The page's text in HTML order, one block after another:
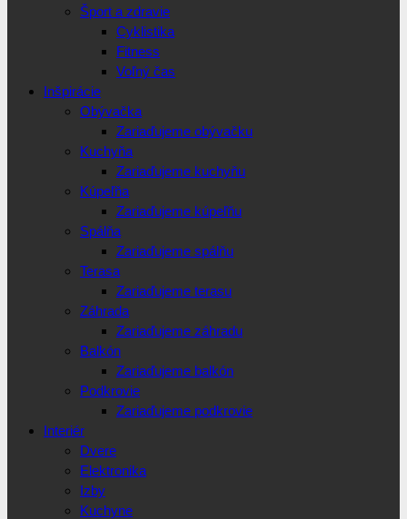
Šport a zdravie
Cyklistika
Fitness
Voľný čas
Inšpirácie
Obývačka
Zariaďujeme obývačku
Kuchyňa
Zariaďujeme kuchyňu
Kúpeľňa
Zariaďujeme kúpeľňu
Spálňa
Zariaďujeme spálňu
Terasa
Zariaďujeme terasu
Záhrada
Zariaďujeme záhradu
Balkón
Zariaďujeme balkón
Podkrovie
Zariaďujeme podkrovie
Interiér
Dvere
Elektronika
Izby
Kuchyne